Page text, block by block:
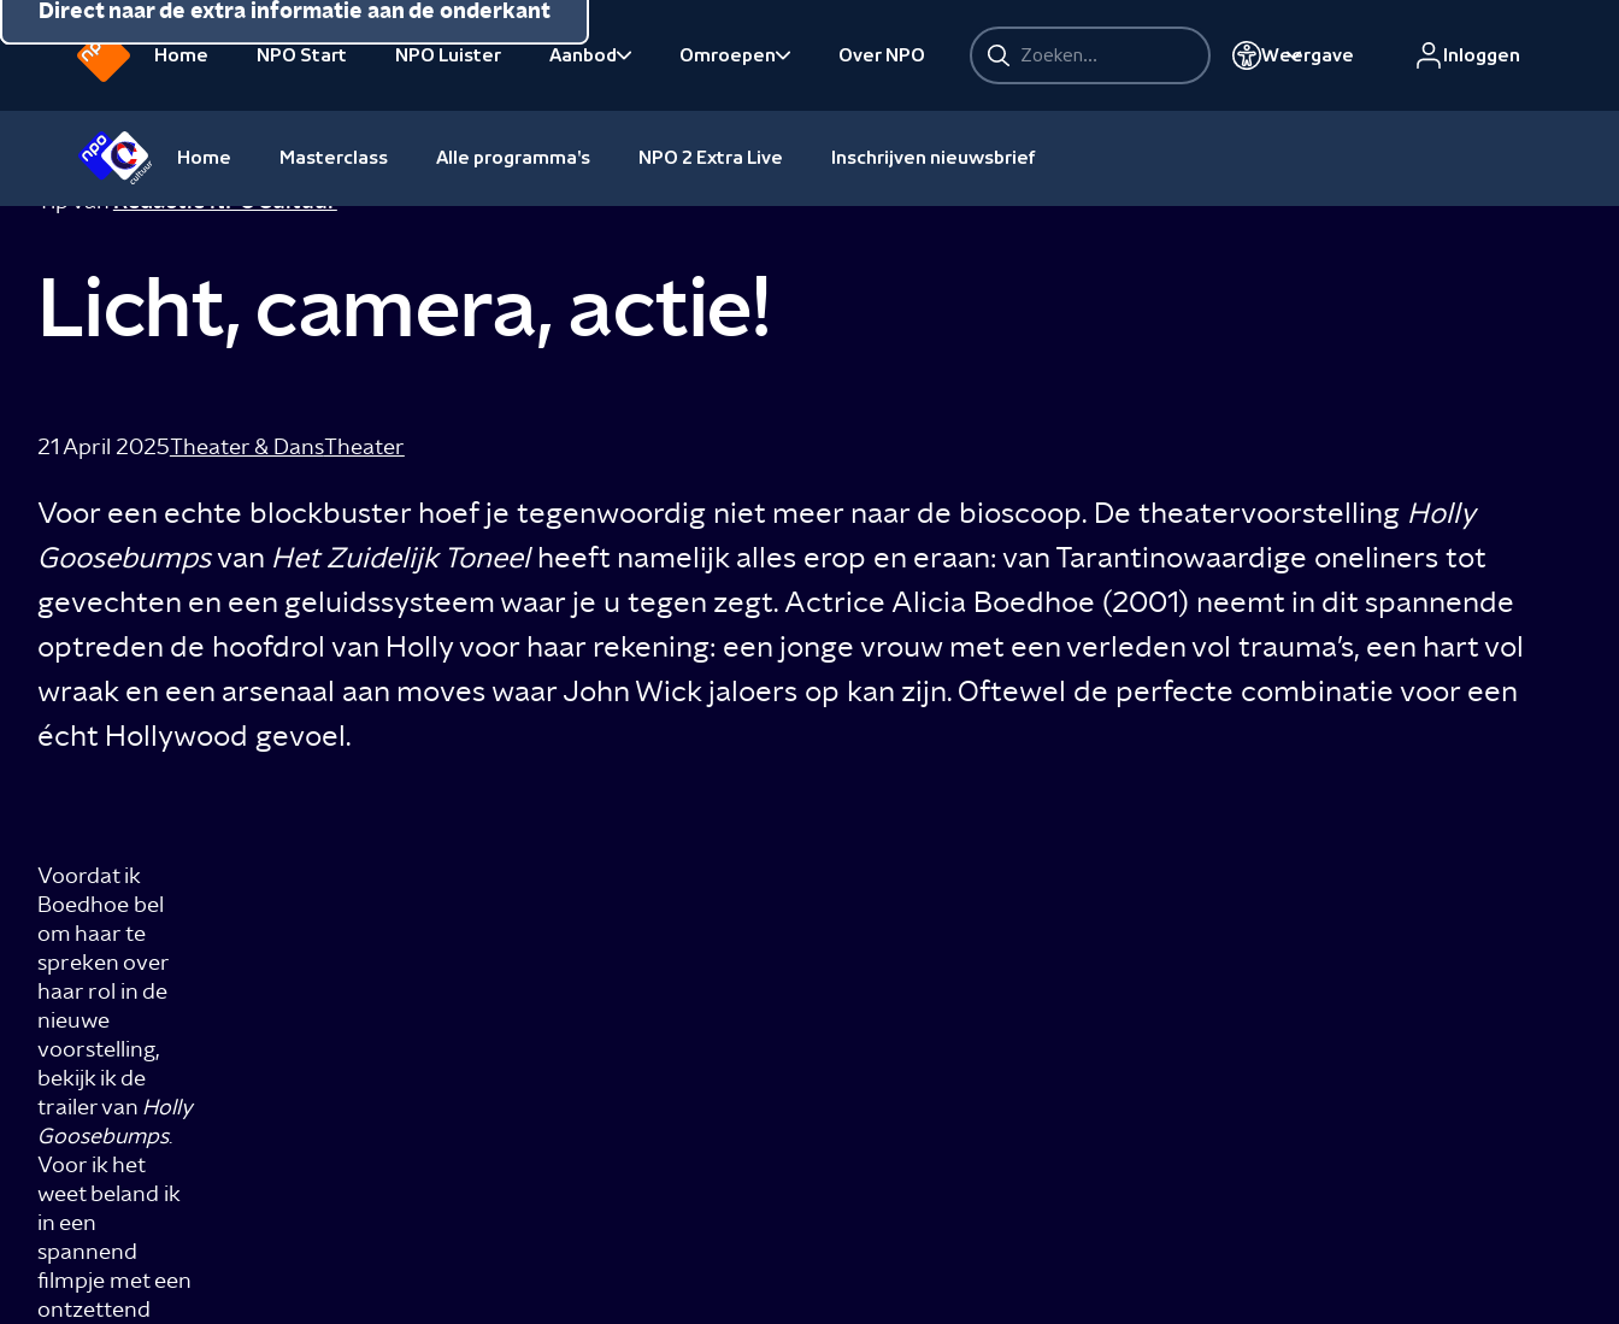
Direct naar de inhoud
Direct naar de hoofdnavigatie
Direct naar de extra informatie aan de onderkant
beginpagina
van
Home NPO Start NPO Luister
Aanbod
Omroepen
Over NPO
Zoeken
Zoeken
Weergave Inloggen
van
NPO
Cultuur
Home Masterclass Alle programma's NPO 2 Extra Live Inschrijven nieuwsbrief
Tip vanRedactie NPO Cultuur
Licht, camera, actie!
21 April 2025Theater & DansTheater
Voor een echte blockbuster hoef je tegenwoordig niet meer naar de bioscoop. De theatervoorstelling Holly
Goosebumpsvan Het Zuidelijk Toneelheeft namelijk alles erop en eraan: van Tarantinowaardige oneliners tot
gevechten en een geluidssysteem waar je u tegen zegt. Actrice Alicia Boedhoe (2001) neemt in dit spannende
optreden de hoofdrol van Holly voor haar rekening: een jonge vrouw met een verleden vol trauma’s, een hart vol
wraak en een arsenaal aan moves waar John Wick jaloers op kan zijn. Oftewel de perfecte combinatie voor een
écht Hollywood gevoel.
Voordat ik
Boedhoe bel
om haar te
spreken over
haar rol in de
nieuwe
voorstelling,
bekijk ik de
trailer van Holly
Goosebumps.
Voor ik het
weet beland ik
in een
spannend
filmpje met een
ontzettend